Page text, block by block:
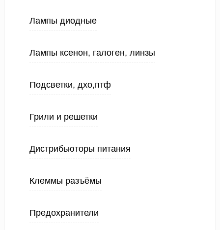
Лампы диодные
Лампы ксенон, галоген, линзы
Подсветки, дхо,птф
Грили и решетки
Дистрибьюторы питания
Клеммы разъёмы
Предохранители